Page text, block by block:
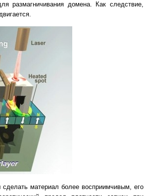
размагничивания домена. Как следствие,
материал более восприимчивым, его